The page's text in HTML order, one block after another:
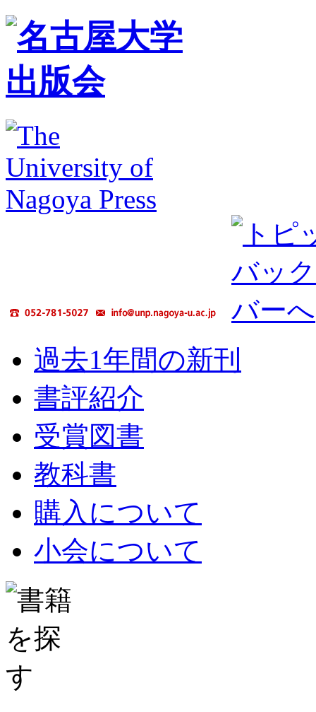
過去1年間の新刊
書評紹介
受賞図書
教科書
購入について
小会について